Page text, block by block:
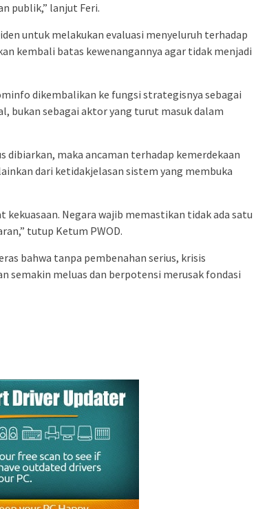
publik,” lanjut Feri.
untuk melakukan evaluasi menyeluruh terhadap
kembali batas kewenangannya agar tidak menjadi
dikembalikan ke fungsi strategisnya sebagai
bukan sebagai aktor yang turut masuk dalam
dibiarkan, maka ancaman terhadap kemerdekaan
dari ketidakjelasan sistem yang membuka
kekuasaan. Negara wajib memastikan tidak ada satu
tutup Ketum PWOD.
bahwa tanpa pembenahan serius, krisis
semakin meluas dan berpotensi merusak fondasi